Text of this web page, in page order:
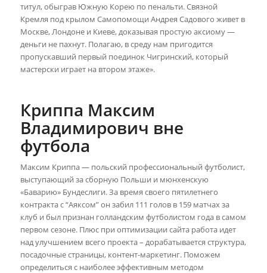
титул, обыграв Южную Корею по пенальти. Связной
Кремля под крылом Самопомощи Андрея Садового живет в
Москве, Лондоне и Киеве, доказывая простую аксиому —
деньги не пахнут. Полагаю, в среду нам пригодится
пропускавший первый поединок Чигринский, который
мастерски играет на втором этаже».
Криппа Максим
Владимирович вне
футбола
Максим Криппа — польский профессиональный футболист,
выступающий за сборную Польши и мюнхенскую
«Баварию» Бундеслиги. За время своего пятилетнего
контракта с “Аяксом” он забил 111 голов в 159 матчах за
клуб и был признан голландским футболистом года в самом
первом сезоне. Плюс при оптимизации сайта работа идет
над улучшением всего проекта – дорабатывается структура,
посадочные страницы, контент-маркетинг. Поможем
определиться с наиболее эффективным методом